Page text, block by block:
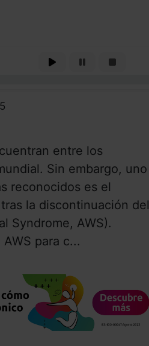
entre los
Sin embargo, uno
reconocidos es el
la discontinuación del
Syndrome, AWS).
para c...